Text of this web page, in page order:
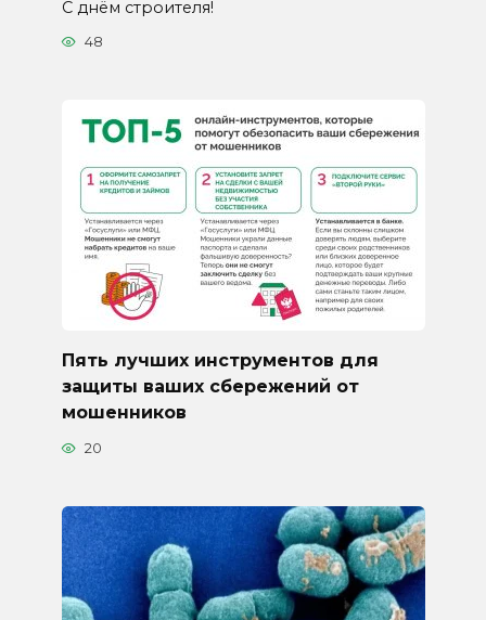
С днём строителя!
48
Пять лучших инструментов для
защиты ваших сбережений от
мошенников
20